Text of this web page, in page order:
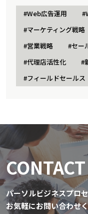
#Web広告運用
#マーケティング戦略
#営業戦略
#セー
#代理店活性化
#
#フィールドセールス
CONTACT
パーソルビジネスプロ
お気軽にお問い合わせ